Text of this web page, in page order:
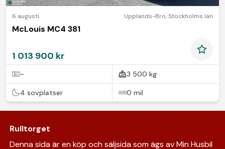
6 augusti Upplands-Bro,Stockholms län
McLouis MC4 381
1 013 900 kr
- 3 500 kg
4 sovplatser 0 mil
Rulltorget
Denna sida är en köp och säljsida som ägs av Min Husbil